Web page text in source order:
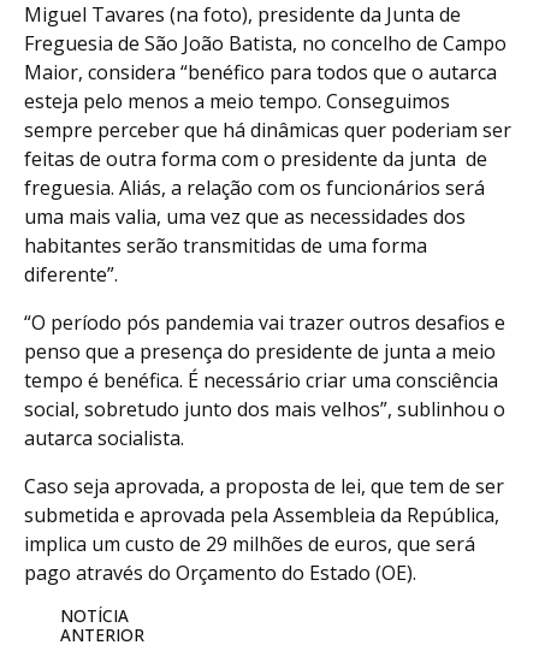
Miguel Tavares (na foto), presidente da Junta de
Freguesia de São João Batista, no concelho de Campo
Maior, considera “benéfico para todos que o autarca
esteja pelo menos a meio tempo. Conseguimos
sempre perceber que há dinâmicas quer poderiam ser
feitas de outra forma com o presidente da junta de
freguesia. Aliás, a relação com os funcionários será
uma mais valia, uma vez que as necessidades dos
habitantes serão transmitidas de uma forma
diferente”.
“O período pós pandemia vai trazer outros desafios e
penso que a presença do presidente de junta a meio
tempo é benéfica. É necessário criar uma consciência
social, sobretudo junto dos mais velhos”, sublinhou o
autarca socialista.
Caso seja aprovada, a proposta de lei, que tem de ser
submetida e aprovada pela Assembleia da República,
implica um custo de 29 milhões de euros, que será
pago através do Orçamento do Estado (OE).
NOTÍCIA
ANTERIOR